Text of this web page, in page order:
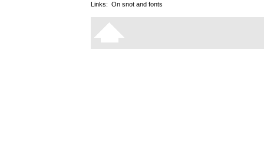
Links: On snot and fonts